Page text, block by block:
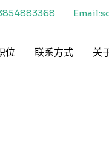
位 联系方式 关